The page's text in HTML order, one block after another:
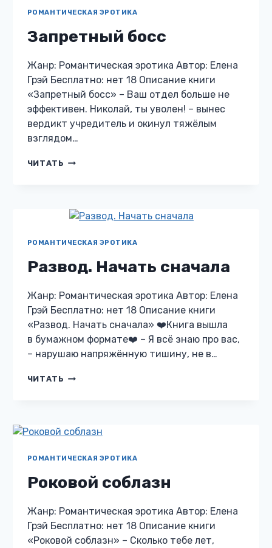
РОМАНТИЧЕСКАЯ ЭРОТИКА
Запретный босс
Жанр: Романтическая эротика Автор: Елена
Грэй Бесплатно: нет 18 Описание книги
«Запретный босс» – Ваш отдел больше не
эффективен. Николай, ты уволен! – вынес
вердикт учредитель и окинул тяжёлым
взглядом…
ЧИТАТЬ ЗАПРЕТНЫЙ
РОМАНТИЧЕСКАЯ ЭРОТИКА
Развод. Начать сначала
Жанр: Романтическая эротика Автор: Елена
Грэй Бесплатно: нет 18 Описание книги
«Развод. Начать сначала» ❤️Книга вышла
в бумажном формате❤️ – Я всё знаю про вас,
– нарушаю напряжённую тишину, не в…
ЧИТАТЬ РАЗВОД.
РОМАНТИЧЕСКАЯ ЭРОТИКА
Роковой соблазн
Жанр: Романтическая эротика Автор: Елена
Грэй Бесплатно: нет 18 Описание книги
«Роковой соблазн» – Сколько тебе лет,